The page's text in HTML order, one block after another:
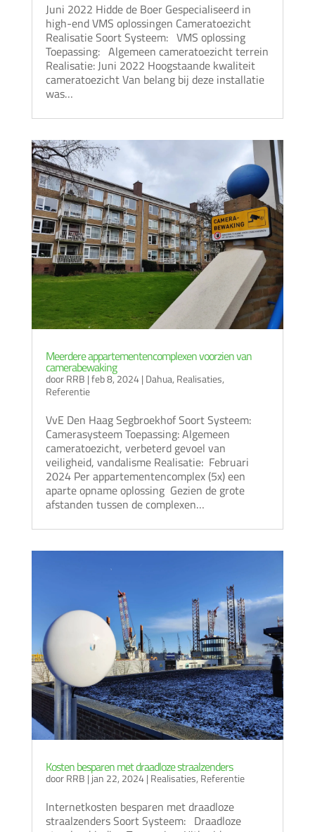
Juni 2022 Hidde de Boer Gespecialiseerd in
high-end VMS oplossingen Cameratoezicht
Realisatie Soort Systeem: VMS oplossing
Toepassing: Algemeen cameratoezicht terrein
Realisatie: Juni 2022 Hoogstaande kwaliteit
cameratoezicht Van belang bij deze installatie
was…
Meerdere appartementencomplexen voorzien van
camerabewaking
doorRRB |feb 8, 2024| Dahua, Realisaties,
Referentie
VvE Den Haag Segbroekhof Soort Systeem:
Camerasysteem Toepassing: Algemeen
cameratoezicht, verbeterd gevoel van
veiligheid, vandalisme Realisatie: Februari
2024 Per appartementencomplex (5x) een
aparte opname oplossing Gezien de grote
afstanden tussen de complexen…
Kosten besparen met draadloze straalzenders
doorRRB |jan 22, 2024| Realisaties, Referentie
Internetkosten besparen met draadloze
straalzenders Soort Systeem: Draadloze